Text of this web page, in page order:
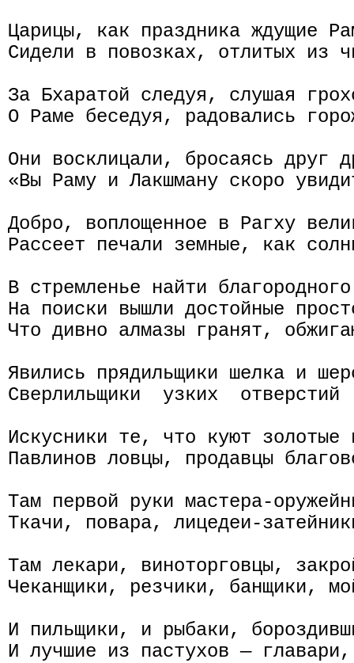
Царицы, как праздника ждущие
Сидели в повозках, отлитых из
За Бхаратой следуя, слушая
О Раме беседуя, радовались
Они восклицали, бросаясь друг
«Вы Раму и Лакшману скоро
Добро, воплощенное в Рагху
Рассеет печали земные, как
В стремленье найти
На поиски вышли достойные
Что дивно алмазы гранят,
Явились прядильщики шелка и
Сверлильщики  узких
Искусники тe, что куют золотые
Павлинов ловцы, продавцы
Там первой руки мастера-
Ткачи, повара, лицедеи-
Там лекари, виноторговцы,
Чеканщики, резчики, банщики,
И пильщики, и рыбаки,
И лучшие из пастухов —